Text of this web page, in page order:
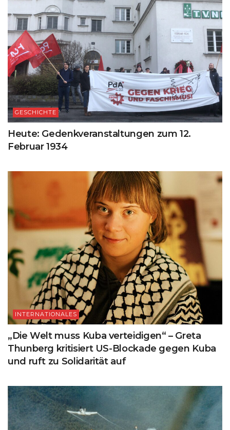
GESCHICHTE
Heute: Gedenkveranstaltungen zum 12.
Februar 1934
INTERNATIONALES
„Die Welt muss Kuba verteidigen“ – Greta
Thunberg kritisiert US-Blockade gegen Kuba
und ruft zu Solidarität auf